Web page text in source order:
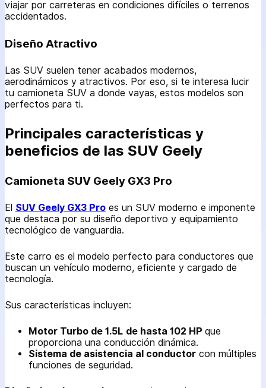
viajar por carreteras en condiciones difíciles o terrenos
accidentados.
Diseño Atractivo
Las SUV suelen tener acabados modernos,
aerodinámicos y atractivos. Por eso, si te interesa lucir
tu camioneta SUV a donde vayas, estos modelos son
perfectos para ti.
Principales características y
beneficios de las SUV Geely
Camioneta SUV Geely GX3 Pro
El SUV Geely GX3 Pro es un SUV moderno e imponente
que destaca por su diseño deportivo y equipamiento
tecnológico de vanguardia.
Este carro es el modelo perfecto para conductores que
buscan un vehículo moderno, eficiente y cargado de
tecnología.
Sus características incluyen:
Motor Turbo de 1.5L de hasta 102 HP que
proporciona una conducción dinámica.
Sistema de asistencia al conductor con múltiples
funciones de seguridad.